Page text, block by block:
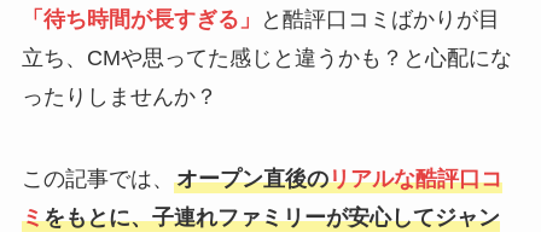
「待ち時間が長すぎる」
と酷評口コミばかりが目
立ち、CMや思ってた感じと違うかも？と心配にな
ったりしませんか？
この記事では、 オープン直後のリアルな酷評口コ
ミをもとに、子連れファミリーが安心してジャン